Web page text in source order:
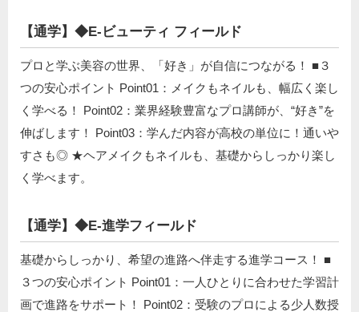
【通学】◆E-ビューティ フィールド
プロと学ぶ美容の世界、「好き」が自信につながる！ ■３
つの安心ポイント Point01：メイクもネイルも、幅広く楽し
く学べる！ Point02：業界経験豊富なプロ講師が、“好き”を
伸ばします！ Point03：学んだ内容が高校の単位に！通いや
すさも◎ ★ヘアメイクもネイルも、基礎からしっかり楽し
く学べます。
【通学】◆E-進学フィールド
基礎からしっかり、希望の進路へ伴走する進学コース！ ■
３つの安心ポイント Point01：一人ひとりに合わせた学習計
画で進路をサポート！ Point02：受験のプロによる少人数授